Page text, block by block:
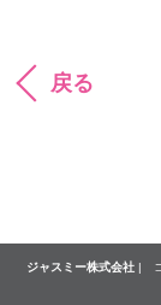
戻る
ジャスミー株式会社|